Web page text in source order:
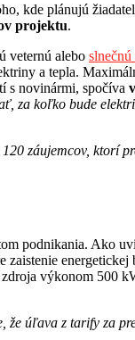
kde plánujú
projektu.
veternú alebo slnečnú
a tepla.
s novinármi, spočíva
za koľko bude
záujemcov, ktorí
podnikania. Ako
energetickej
výkonom 500
že úľava z tarify za